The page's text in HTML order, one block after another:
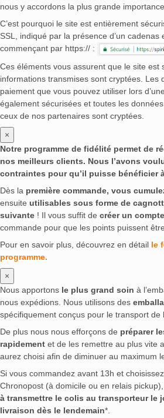
nous y accordons la plus grande
C’est pourquoi le site est entièrement
SSL, indiqué par la présence d’un cadenas
commençant par https:// :
Ces éléments vous assurent que le site est
informations transmises sont cryptées. Les
paiement que vous pouvez utiliser lors
également sécurisées et toutes les
ceux de nos partenaires sont cryptées.
×
Notre programme de fidélité permet de
nos meilleurs clients. Nous l’avons
contraintes pour qu’il puisse bénéficier
Dès la première commande, vous
ensuite utilisables sous forme de
suivante ! Il vous suffit de créer un compte
commande pour que les points puissent
Pour en savoir plus, découvrez en détail le
programme.
×
Nous apportons le plus grand soin à
nous expédions. Nous utilisons des
spécifiquement conçus pour le transport de
De plus nous nous efforçons de préparer
rapidement et de les remettre au plus vite
aurez choisi afin de diminuer au maximum
Si vous commandez avant 13h et
Chronopost (à domicile ou en relais pickup),
à transmettre le colis au transporteur le
livraison dès le lendemain*.